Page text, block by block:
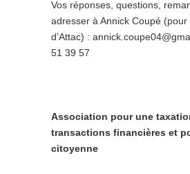
Vos réponses, questions,
adresser à Annick Coupé (pour
d’Attac) :
51 39 57
Association pour une
transactions financières et
citoyenne